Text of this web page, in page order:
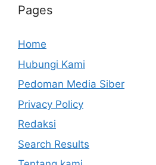
Pages
Home
Hubungi Kami
Pedoman Media Siber
Privacy Policy
Redaksi
Search Results